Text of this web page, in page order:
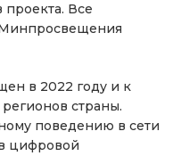
проекта. Все
в 2022 году и к
страны.
поведению в сети
цифровой